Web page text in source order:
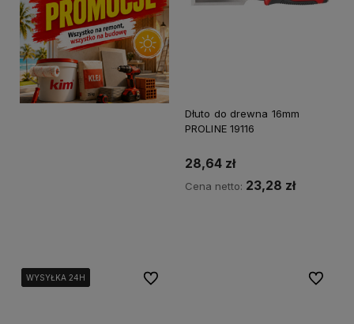
Dłuto do drewna 16mm
PROLINE 19116
28,64 zł
Cena netto: 23,28 zł
WYSYŁKA 24H
WYSYŁKA 24H
WYSYŁKA 24H
WYSYŁKA 24H Do ulubionych Do